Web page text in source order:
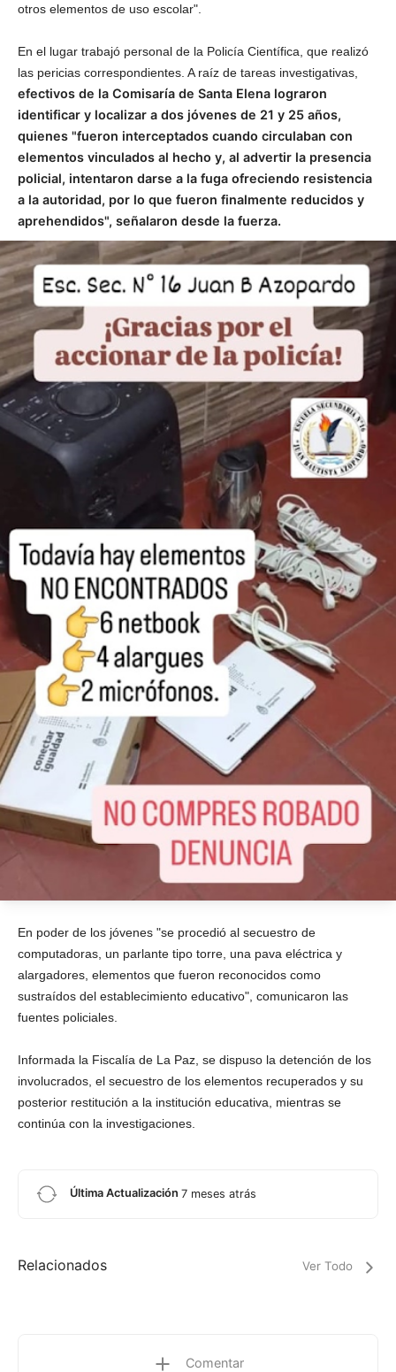
otros elementos de uso escolar".
En el lugar trabajó personal de la Policía Científica, que realizó
las pericias correspondientes. A raíz de tareas investigativas,
efectivos de la Comisaría de Santa Elena lograron
identificar y localizar a dos jóvenes de 21 y 25 años,
quienes "fueron interceptados cuando circulaban con
elementos vinculados al hecho y, al advertir la presencia
policial, intentaron darse a la fuga ofreciendo resistencia
a la autoridad, por lo que fueron finalmente reducidos y
aprehendidos", señalaron desde la fuerza.
En poder de los jóvenes "se procedió al secuestro de
computadoras, un parlante tipo torre, una pava eléctrica y
alargadores, elementos que fueron reconocidos como
sustraídos del establecimiento educativo", comunicaron las
fuentes policiales.
Informada la Fiscalía de La Paz, se dispuso la detención de los
involucrados, el secuestro de los elementos recuperados y su
posterior restitución a la institución educativa, mientras se
continúa con la investigaciones.
Última Actualización 7 meses atrás
Relacionados Ver Todo
Comentar